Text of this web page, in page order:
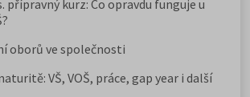
přípravný kurz: Co opravdu funguje u
oborů ve společnosti
VŠ, VOŠ, práce, gap year i další